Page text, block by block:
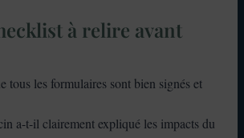
à relire avant
tous les formulaires sont bien signés et
a-t-il clairement expliqué les impacts du